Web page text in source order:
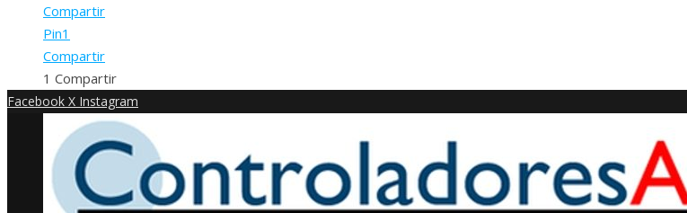
Compartir
Pin1
Compartir
1 Compartir
Facebook X Instagram